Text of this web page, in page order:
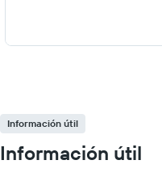
Información útil
Información útil